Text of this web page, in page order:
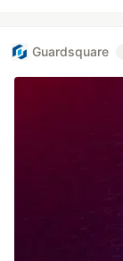
Guardsquare